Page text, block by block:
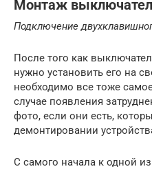
Монтаж
Подключение
После того как
нужно установить его на
необходимо все тоже
случае появления
фото, если они есть,
демонтировании
С самого начала к одной